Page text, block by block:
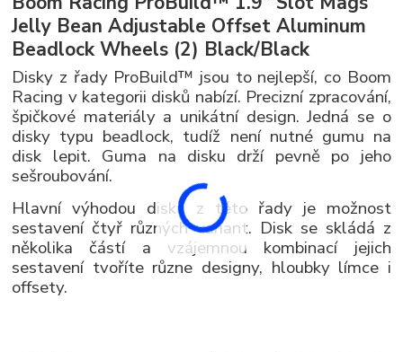
Jelly Bean Adjustable Offset Aluminum
Beadlock Wheels (2) Black/Black
Disky z řady ProBuild™ jsou to nejlepší, co Boom
Racing v kategorii disků nabízí. Precizní zpracování,
špičkové materiály a unikátní design. Jedná se o
disky typu beadlock, tudíž není nutné gumu na
disk lepit. Guma na disku drží pevně po jeho
sešroubování.
Hlavní výhodou disků z této řady je možnost
sestavení čtyř různých variant. Disk se skládá z
několika částí a vzájemnou kombinací jejich
sestavení tvoříte různe designy, hloubky límce i
offsety.